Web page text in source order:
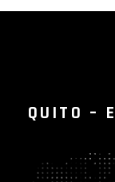
QUITO –